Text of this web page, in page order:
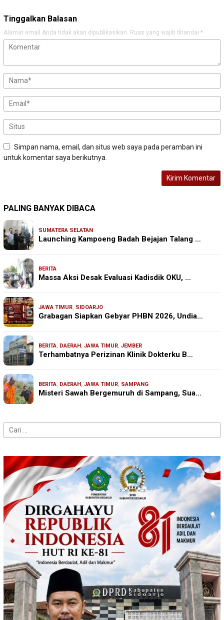
Tinggalkan Balasan
Alamat email Anda tidak akan dipublikasikan. Ruas yang wajib ditandai *
Simpan nama, email, dan situs web saya pada peramban ini
untuk komentar saya berikutnya.
PALING BANYAK DIBACA
SUMATERA SELATAN
Launching Kampoeng Badah Bejajan Talang …
BERITA
Massa Aksi Desak Evaluasi Kadisdik OKU, …
JAWA TIMUR, SIDOARJO
Grabagan Siapkan Gebyar PHBN 2026, Undia…
BERITA, DAERAH, JAWA TIMUR, JEMBER
Terhambatnya Perizinan Klinik Dokterku B…
BERITA, DAERAH, JAWA TIMUR, SAMPANG
Misteri Sawah Bergemuruh di Sampang, Sua…
Cari
untuk: